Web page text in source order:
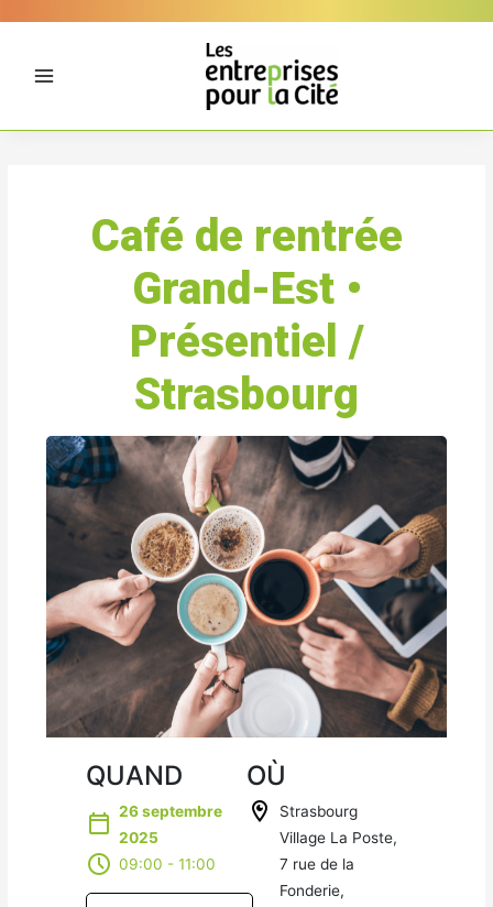
Café de rentrée
Grand-Est •
Présentiel /
Strasbourg
QUAND
26 septembre
2025
09:00 - 11:00
OÙ
Strasbourg
Village La Poste,
7 rue de la
Fonderie,